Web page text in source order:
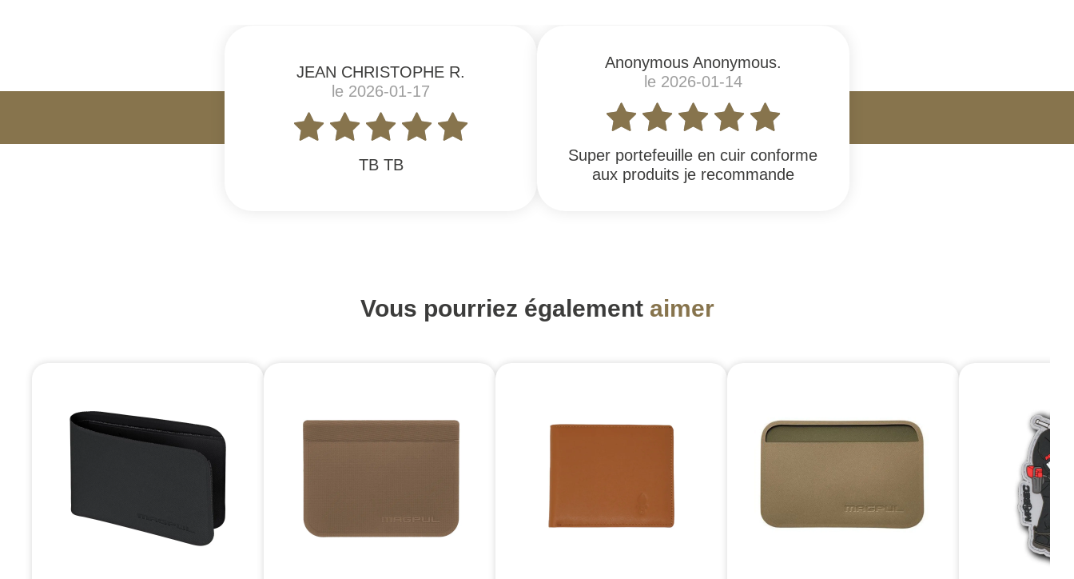
JEAN CHRISTOPHE R.
le 2026-01-17
TB TB
Anonymous Anonymous.
le 2026-01-14
Super portefeuille en cuir conforme
aux produits je recommande
Vous pourriez également aimer